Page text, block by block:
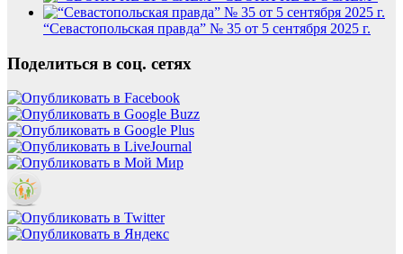
“Севастопольская правда” № 35 от 5 сентября 2025 г.
Поделиться в соц. сетях